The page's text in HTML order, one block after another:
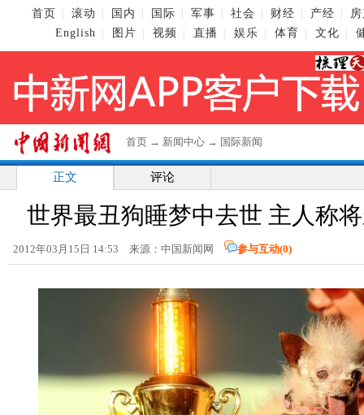
首页 滚动 国内 国际 军事 社会 财经 产经
English
图片 视频 直播 娱乐 体育 文化
首页 → 新闻中心 → 国际新闻
正文 评论
世界最丑狗睡梦中去世 主人称
2012年03月15日 14:53 来源：中国新闻网 参与互动(0)